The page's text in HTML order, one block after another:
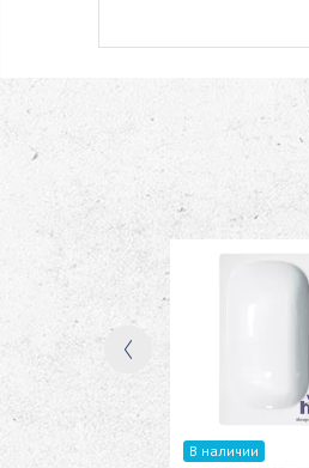
150x70
В наличии